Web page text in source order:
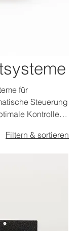
für
Steuerung
Kontrolle
Filtern & sortieren